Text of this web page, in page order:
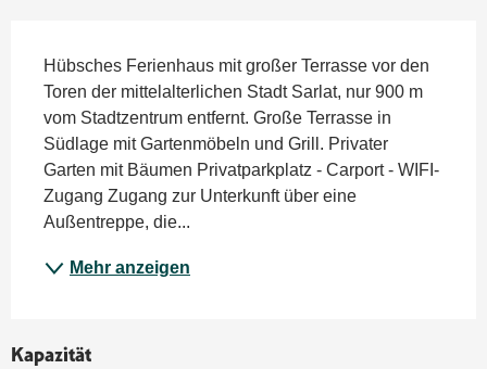
Hübsches Ferienhaus mit großer Terrasse vor den
Toren der mittelalterlichen Stadt Sarlat, nur 900 m
vom Stadtzentrum entfernt. Große Terrasse in
Südlage mit Gartenmöbeln und Grill. Privater
Garten mit Bäumen Privatparkplatz - Carport - WIFI-
Zugang Zugang zur Unterkunft über eine
Außentreppe, die...
Mehr anzeigen
Kapazität